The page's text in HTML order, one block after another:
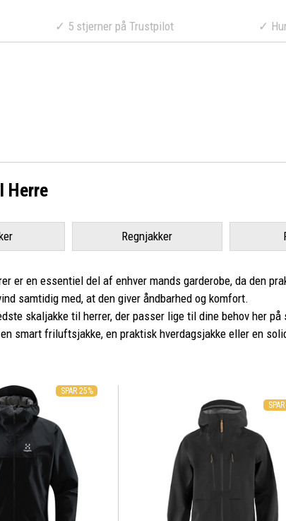
DKK ✓ 5 stjerner på Trustpilot ✓ Hurtig
Herre
Regnjakker
er en essentiel del af enhver mands garderobe, da den
samtidig med, at den giver åndbarhed og komfort.
skaljakke til herrer, der passer lige til dine behov her
smart friluftsjakke, en praktisk hverdagsjakke eller en
SPAR 25%